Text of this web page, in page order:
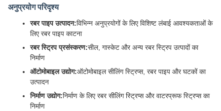
अनुप्रयोग परिदृश्य
रबर पाइप उत्पादन:विभिन्न अनुप्रयोगों के लिए विशिष्ट लंबाई आवश्यकताओं के
लिए रबर पाइप काटना
रबर स्ट्रिप प्रसंस्करण:सील, गास्केट और अन्य रबर स्ट्रिप उत्पादों का
निर्माण
ऑटोमोबाइल उद्योग:ऑटोमोबाइल सीलिंग स्ट्रिप्स, रबर पाइप और घटकों का
उत्पादन
निर्माण उद्योग:निर्माण के लिए रबर सीलिंग स्ट्रिप्स और वाटरप्रूफ स्ट्रिप्स का
निर्माण